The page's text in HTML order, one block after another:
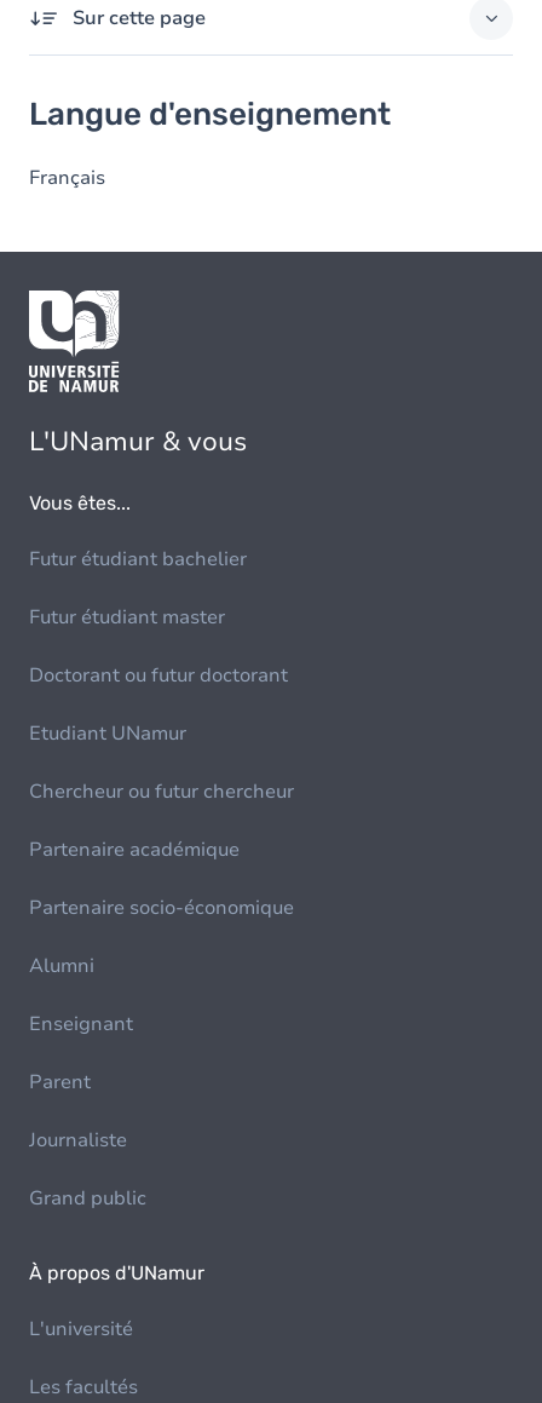
Sur cette page
Langue d'enseignement
Français
L'UNamur & vous
Vous êtes...
Futur étudiant bachelier
Futur étudiant master
Doctorant ou futur doctorant
Etudiant UNamur
Chercheur ou futur chercheur
Partenaire académique
Partenaire socio-économique
Alumni
Enseignant
Parent
Journaliste
Grand public
À propos d'UNamur
L'université
Les facultés